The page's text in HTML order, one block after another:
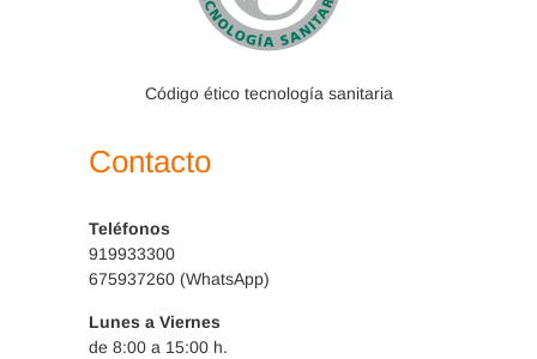
Código ético tecnología sanitaria
Contacto
Teléfonos
919933300
675937260 (WhatsApp)
Lunes a Viernes
de 8:00 a 15:00 h.